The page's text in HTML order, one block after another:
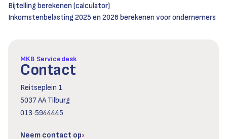
Bijtelling berekenen (calculator)
Inkomstenbelasting 2025 en 2026 berekenen voor ondernemers
MKB Servicedesk
Contact
Reitseplein 1
5037 AA Tilburg
013‑5944445
Neem contact op